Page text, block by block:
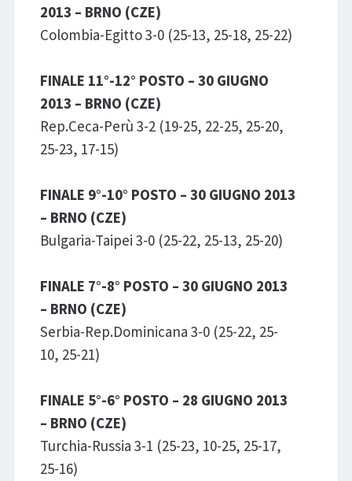
2013 – BRNO (CZE)
Colombia-Egitto 3-0 (25-13, 25-18, 25-22)
FINALE 11°-12° POSTO – 30 GIUGNO
2013 – BRNO (CZE)
Rep.Ceca-Perù 3-2 (19-25, 22-25, 25-20,
25-23, 17-15)
FINALE 9°-10° POSTO – 30 GIUGNO 2013
– BRNO (CZE)
Bulgaria-Taipei 3-0 (25-22, 25-13, 25-20)
FINALE 7°-8° POSTO – 30 GIUGNO 2013
– BRNO (CZE)
Serbia-Rep.Dominicana 3-0 (25-22, 25-
10, 25-21)
FINALE 5°-6° POSTO – 28 GIUGNO 2013
– BRNO (CZE)
Turchia-Russia 3-1 (25-23, 10-25, 25-17,
25-16)